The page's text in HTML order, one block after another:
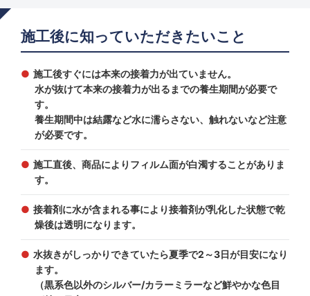
施工後に知っていただきたいこと
施工後すぐには本来の接着力が出ていません。
水が抜けて本来の接着力が出るまでの養生期間が必要で
す。
養生期間中は結露など水に濡らさない、触れないなど注意
が必要です。
施工直後、商品によりフィルム面が白濁することがありま
す。
接着剤に水が含まれる事により接着剤が乳化した状態で乾
燥後は透明になります。
水抜きがしっかりできていたら夏季で2～3日が目安になり
ます。
（黒系色以外のシルバー/カラーミラーなど鮮やかな色目